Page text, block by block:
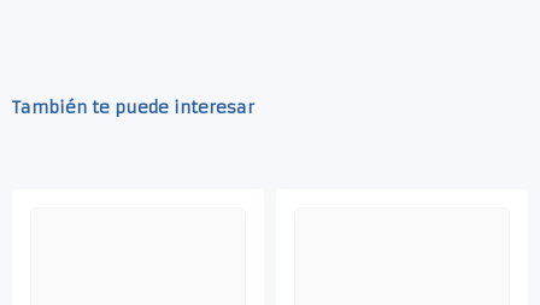
También te puede interesar